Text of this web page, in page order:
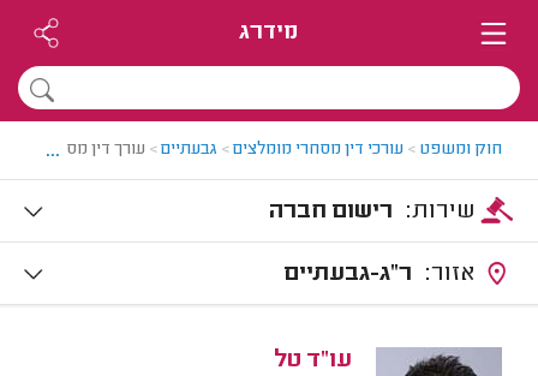
מידרג
חוק ומשפט > עורכי דין מסחרי מומלצים> גבעתיים> עורך דין מסחרי
...
רישום חברה
ר"ג-גבעתיים
עו"ד טל